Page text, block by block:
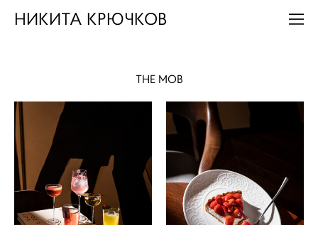
НИКИТА КРЮЧКОВ
THE MOB